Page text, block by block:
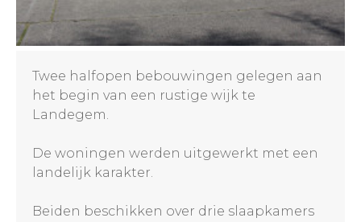
Twee halfopen bebouwingen gelegen aan
het begin van een rustige wijk te
Landegem.
De woningen werden uitgewerkt met een
landelijk karakter.
Beiden beschikken over drie slaapkamers